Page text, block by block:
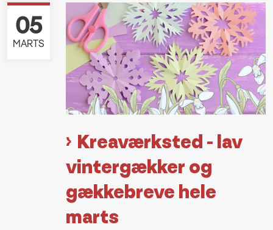
Kreaværksted - lav
vintergækker og
gækkebreve hele
marts
05
MARTS